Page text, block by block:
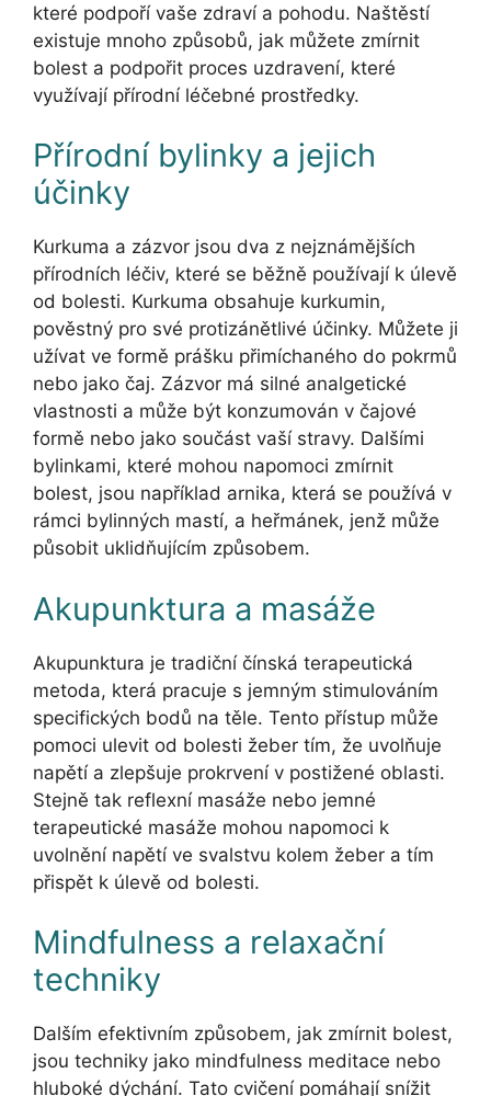
které podpoří vaše zdraví a pohodu. Naštěstí
existuje mnoho způsobů, jak můžete zmírnit
bolest a podpořit proces uzdravení, které
využívají přírodní léčebné prostředky.
Přírodní bylinky a jejich
účinky
Kurkuma a zázvor jsou dva z nejznámějších
přírodních léčiv, které se běžně používají k úlevě
od bolesti. Kurkuma obsahuje kurkumin,
pověstný pro své protizánětlivé účinky. Můžete ji
užívat ve formě prášku přimíchaného do pokrmů
nebo jako čaj. Zázvor má silné analgetické
vlastnosti a může být konzumován v čajové
formě nebo jako součást vaší stravy. Dalšími
bylinkami, které mohou napomoci zmírnit
bolest, jsou například arnika, která se používá v
rámci bylinných mastí, a heřmánek, jenž může
působit uklidňujícím způsobem.
Akupunktura a masáže
Akupunktura je tradiční čínská terapeutická
metoda, která pracuje s jemným stimulováním
specifických bodů na těle. Tento přístup může
pomoci ulevit od bolesti žeber tím, že uvolňuje
napětí a zlepšuje prokrvení v postižené oblasti.
Stejně tak reflexní masáže nebo jemné
terapeutické masáže mohou napomoci k
uvolnění napětí ve svalstvu kolem žeber a tím
přispět k úlevě od bolesti.
Mindfulness a relaxační
techniky
Dalším efektivním způsobem, jak zmírnit bolest,
jsou techniky jako mindfulness meditace nebo
hluboké dýchání. Tato cvičení pomáhají snížit